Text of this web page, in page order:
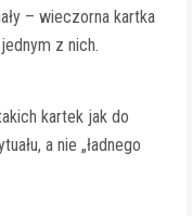
– wieczorna kartka
z nich.
kartek jak do
a nie „ładnego